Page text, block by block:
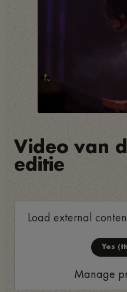
Video van
editie
Load external
Yes
Manage